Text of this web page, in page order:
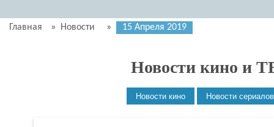
Главная » Новости » 15 Апреля 2019
Новости кино и